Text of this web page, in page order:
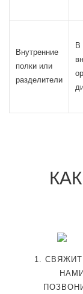
Внутренние
полки или
разделители
В
1.
НАМИ